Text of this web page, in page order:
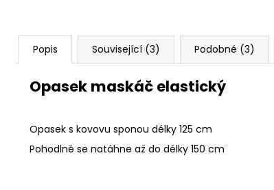
Popis Související (3) Podobné (3)
Opasek maskáč elastický
Opasek s kovovu sponou délky 125 cm
Pohodlně se natáhne až do délky 150 cm